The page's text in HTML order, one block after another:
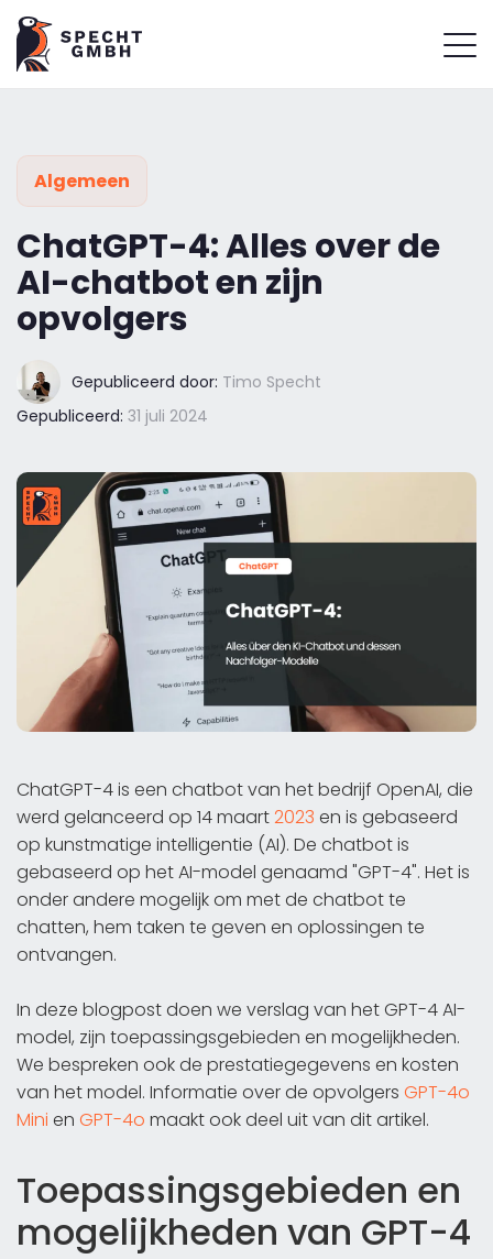
Algemeen
ChatGPT-4: Alles over de
AI-chatbot en zijn
opvolgers
Gepubliceerd door: Timo Specht
Gepubliceerd: 31 juli 2024
ChatGPT-4 is een chatbot van het bedrijf OpenAI, die
werd gelanceerd op 14 maart2023 en is gebaseerd
op kunstmatige intelligentie (AI). De chatbot is
gebaseerd op het AI-model genaamd "GPT-4". Het is
onder andere mogelijk om met de chatbot te
chatten, hem taken te geven en oplossingen te
ontvangen.
In deze blogpost doen we verslag van het GPT-4 AI-
model, zijn toepassingsgebieden en mogelijkheden.
We bespreken ook de prestatiegegevens en kosten
van het model. Informatie over de opvolgers GPT-4o
Mini en GPT-4o maakt ook deel uit van dit artikel.
Toepassingsgebieden en
mogelijkheden van GPT-4